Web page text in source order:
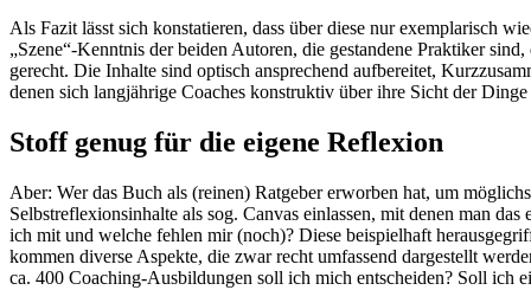
Als Fazit lässt sich konstatieren, dass über diese nur exemplarisch
„Szene“-Kenntnis der beiden Autoren, die gestandene Praktiker
gerecht. Die Inhalte sind optisch ansprechend aufbereitet,
denen sich langjährige Coaches konstruktiv über ihre Sicht der
Stoff genug für die eigene Reflexion
Aber: Wer das Buch als (reinen) Ratgeber erworben hat, um
Selbstreflexionsinhalte als sog. Canvas einlassen, mit denen man
ich mit und welche fehlen mir (noch)? Diese beispielhaft
kommen diverse Aspekte, die zwar recht umfassend dargestellt
ca. 400 Coaching-Ausbildungen soll ich mich entscheiden? Soll ich